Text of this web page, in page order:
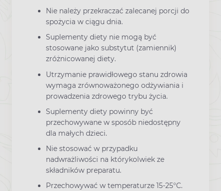
Nie należy przekraczać zalecanej porcji do
spożycia w ciągu dnia.
Suplementy diety nie mogą być
stosowane jako substytut (zamiennik)
zróżnicowanej diety.
Utrzymanie prawidłowego stanu zdrowia
wymaga zrównoważonego odżywiania i
prowadzenia zdrowego trybu życia.
Suplementy diety powinny być
przechowywane w sposób niedostępny
dla małych dzieci.
Nie stosować w przypadku
nadwrażliwości na którykolwiek ze
składników preparatu.
Przechowywać w temperaturze 15-25°C.